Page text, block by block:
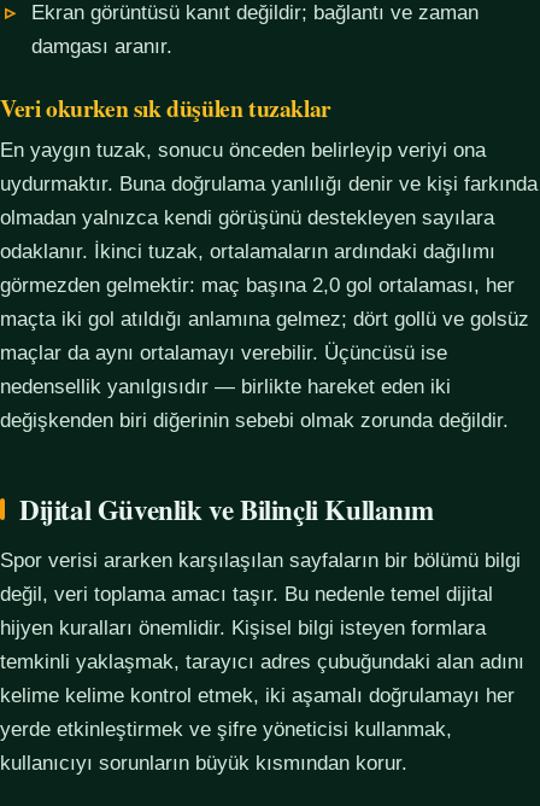
Ekran görüntüsü kanıt değildir; bağlantı ve zaman
damgası aranır.
Veri okurken sık düşülen tuzaklar
En yaygın tuzak, sonucu önceden belirleyip veriyi ona
uydurmaktır. Buna doğrulama yanlılığı denir ve kişi farkında
olmadan yalnızca kendi görüşünü destekleyen sayılara
odaklanır. İkinci tuzak, ortalamaların ardındaki dağılımı
görmezden gelmektir: maç başına 2,0 gol ortalaması, her
maçta iki gol atıldığı anlamına gelmez; dört gollü ve golsüz
maçlar da aynı ortalamayı verebilir. Üçüncüsü ise
nedensellik yanılgısıdır — birlikte hareket eden iki
değişkenden biri diğerinin sebebi olmak zorunda değildir.
Dijital Güvenlik ve Bilinçli Kullanım
Spor verisi ararken karşılaşılan sayfaların bir bölümü bilgi
değil, veri toplama amacı taşır. Bu nedenle temel dijital
hijyen kuralları önemlidir. Kişisel bilgi isteyen formlara
temkinli yaklaşmak, tarayıcı adres çubuğundaki alan adını
kelime kelime kontrol etmek, iki aşamalı doğrulamayı her
yerde etkinleştirmek ve şifre yöneticisi kullanmak,
kullanıcıyı sorunların büyük kısmından korur.